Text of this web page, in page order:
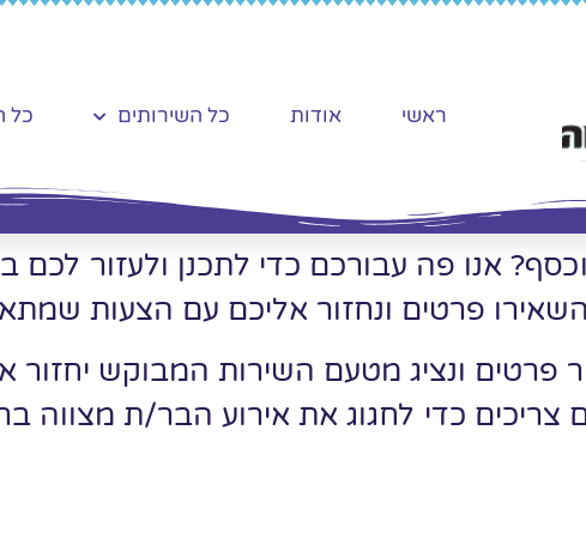
ראשי אודות כל השירותים כל
אנו פה עבורכם כדי לתכנן ולעזור
השאירו פרטים ונחזור אליכם עם הצעות
פרטים ונציג מטעם השירות המבוקש
צריכים כדי לחגוג את אירוע הבר/ת מצווה